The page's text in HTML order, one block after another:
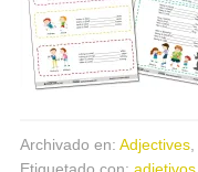
Archivado en: Adjectives